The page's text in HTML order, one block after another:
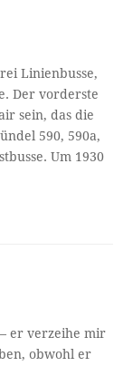
Linienbusse,
Der vorderste
sein, das die
590, 590a,
Um 1930
er verzeihe mir
obwohl er